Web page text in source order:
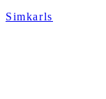
Simkarls